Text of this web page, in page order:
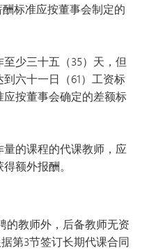
酬标准应按董事会制定的
少三十五（35）天，但
六十一日（61）工资标
按董事会确定的差额标
的课程的代课教师，应
额外报酬。
的教师外，后备教师无资
第3节签订长期代课合同